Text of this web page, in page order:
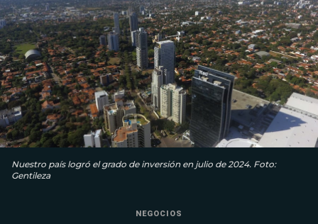
Nuestro país logró el grado de inversión en julio de 2024. Foto:
Gentileza
NEGOCIOS